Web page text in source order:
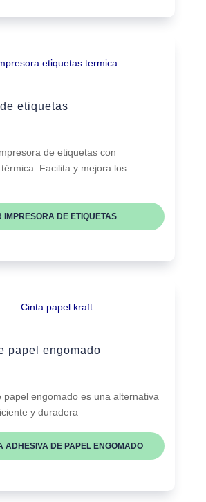
etiquetas
de etiquetas con
Facilita y mejora los
IMPRESORA DE ETIQUETAS
papel engomado
papel engomado es una alternativa
y duradera
ADHESIVA DE PAPEL ENGOMADO